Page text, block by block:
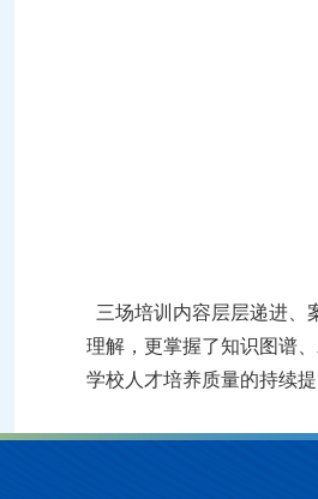
三场培训内容层层递进、
理解，更掌握了知识图谱
学校人才培养质量的持续提